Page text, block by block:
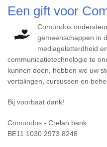
Een gift voor
Comundos
gemeenschappen in
mediageletterdheid
communicatietechnologie te
kunnen doen, hebben we uw
vertalingen, cursussen en
Bij voorbaat dank!
Comundos - Crelan bank
BE11 1030 2973 8248